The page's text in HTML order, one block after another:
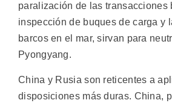
paralización de las transacciones
inspección de buques de carga y
barcos en el mar, sirvan para
Pyongyang.
China y Rusia son reticentes a
disposiciones más duras. China,